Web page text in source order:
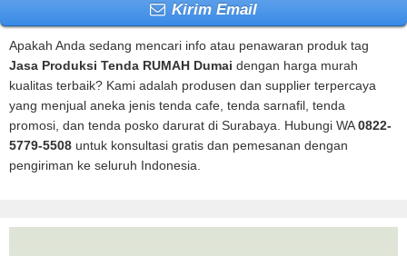
Kirim Email
Apakah Anda sedang mencari info atau penawaran produk tag
Jasa Produksi Tenda RUMAH Dumai dengan harga murah
kualitas terbaik? Kami adalah produsen dan supplier terpercaya
yang menjual aneka jenis tenda cafe, tenda sarnafil, tenda
promosi, dan tenda posko darurat di Surabaya. Hubungi WA0822-
5779-5508 untuk konsultasi gratis dan pemesanan dengan
pengiriman ke seluruh Indonesia.